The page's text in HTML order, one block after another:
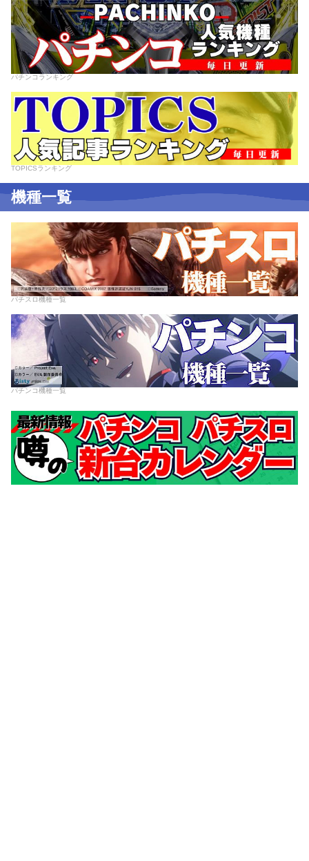
パチンコランキング
TOPICSランキング
機種一覧
パチスロ機種一覧
パチンコ機種一覧